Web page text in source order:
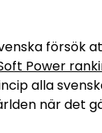
försök
Power
alla
när det